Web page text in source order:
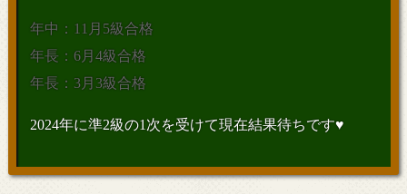
年中：11月5級合格
年長：6月4級合格
年長：3月3級合格
2024年に準2級の1次を受けて現在結果待ちです♥